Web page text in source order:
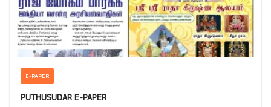
E-PAPER
PUTHUSUDAR E-PAPER